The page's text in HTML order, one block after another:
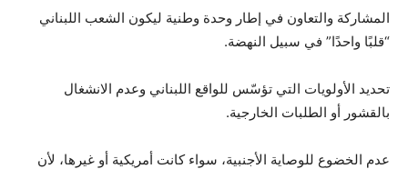
المشاركة والتعاون في إطار وحدة وطنية ليكون الشعب اللبناني
“قلبًا واحدًا” في سبيل النهضة.
تحديد الأولويات التي تؤسّس للواقع اللبناني وعدم الانشغال
بالقشور أو الطلبات الخارجية.
عدم الخضوع للوصاية الأجنبية، سواء كانت أمريكية أو غيرها، لأن